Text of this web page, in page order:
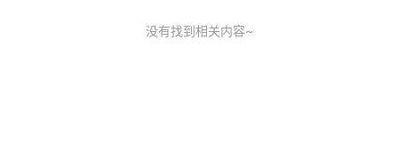
没有找到相关内容~